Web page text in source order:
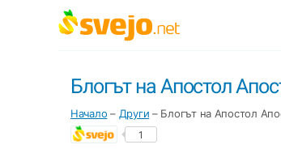
Блогът на Апостол
Начало – Други – Блогът на Апостол
1